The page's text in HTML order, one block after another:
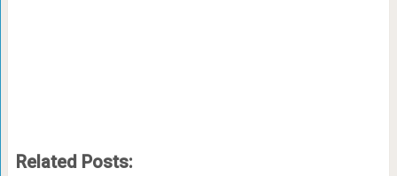
Related Posts: